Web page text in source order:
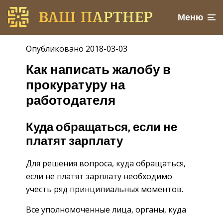
Меню
Опубликовано 2018-03-03
Как написать жалобу в
прокуратуру на
работодателя
Куда обращаться, если не
платят зарплату
Для решения вопроса, куда обращаться,
если не платят зарплату необходимо
учесть ряд принципиальных моментов.
Все уполномоченные лица, органы, куда